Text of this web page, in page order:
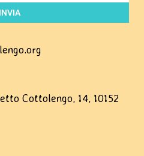
INVIA
Cottolengo, 14, 10152